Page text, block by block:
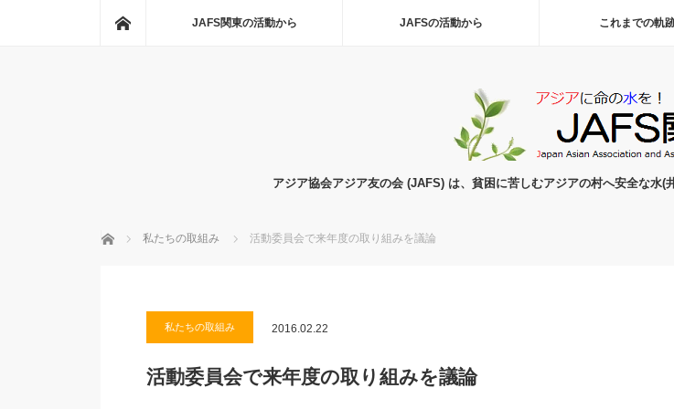
JAFS関東の活動から JAFSの活動から これまでの軌
アジア協会アジア友の会 (JAFS) は、貧困に苦しむアジアの村へ安全な水
ホーム 私たちの取組み 活動委員会で来年度の取り組みを議論
私たちの取組み 2016.02.22
活動委員会で来年度の取り組みを議論